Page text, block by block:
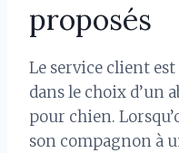
proposés
Le service client
dans le choix d’un
pour chien.
son compagnon à